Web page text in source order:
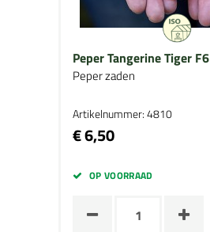
Peper Tangerine Tiger F6
Peper zaden
Artikelnummer: 4810
€ 6,50
OP VOORRAAD